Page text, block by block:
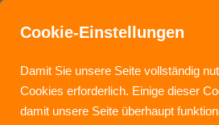
Cookie-Einstellungen
Damit Sie unsere Seite vollständig
Cookies erforderlich. Einige dieser
damit unsere Seite überhaupt